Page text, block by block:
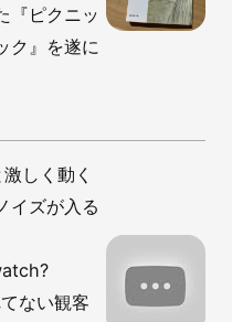
『ピクニッ
ク』を遂に
しく動く
イズが入る
ない観客